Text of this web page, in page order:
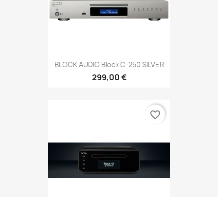
BLOCK AUDIO Block C-250 SILVER
299,00 €
favorite_border